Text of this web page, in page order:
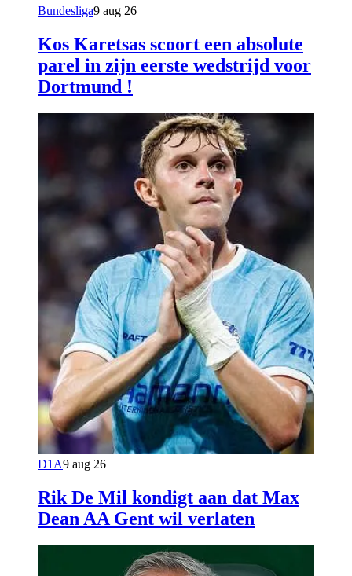
Bundesliga9 aug 26
Kos Karetsas scoort een absolute
parel in zijn eerste wedstrijd voor
Dortmund !
D1A9 aug 26
Rik De Mil kondigt aan dat Max
Dean AA Gent wil verlaten